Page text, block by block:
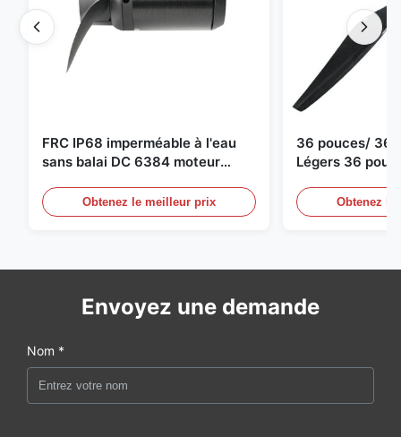
FRC IP68 imperméable à l'eau
sans balai DC 6384 moteur
bateau de surf Propulseur sous-
marin
Obtenez le meilleur prix
36 pouces/
Légers 36
moteur deObtenez
Envoyez une demande
Nom *